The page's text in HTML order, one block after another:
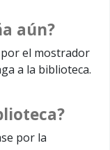
aún?
el mostrador
a la biblioteca.
por la